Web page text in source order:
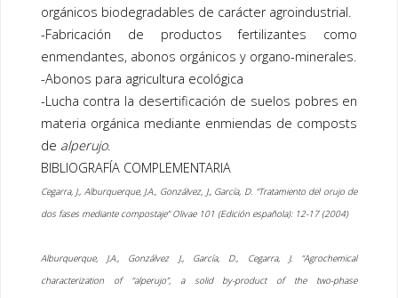
orgánicos biodegradables de carácter agroindustrial.
-Fabricación de productos fertilizantes como
enmendantes, abonos orgánicos y organo-minerales.
-Abonos para agricultura ecológica
-Lucha contra la desertificación de suelos pobres en
materia orgánica mediante enmiendas de composts
de alperujo.
BIBLIOGRAFÍA COMPLEMENTARIA
Cegarra, J., Alburquerque, J.A., Gonzálvez, J., García, D. “Tratamiento del orujo de
dos fases mediante compostaje” Olivae 101 (Edición española): 12-17 (2004)
Alburquerque, J.A., Gonzálvez J., García, D., Cegarra, J. “Agrochemical
characterization of “alperujo”, a solid by-product of the two-phase